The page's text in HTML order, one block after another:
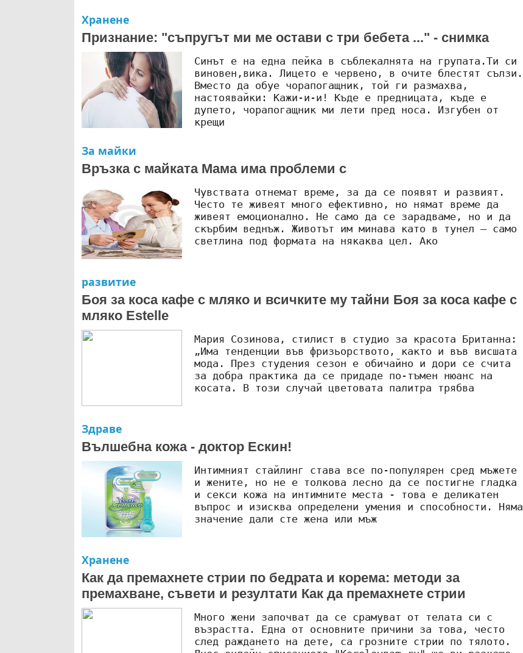
Хранене
Признание: "съпругът ми ме остави с три бебета ..." - снимка
Синът е на една пейка в съблекалнята на групата.Ти си
виновен,вика. Лицето е червено, в очите блестят сълзи.
Вместо да обуе чорапогащник, той ги размахва,
настоявайки: Кажи-и-и! Къде е предницата, къде е
дупето, чорапогащник ми лети пред носа. Изгубен от
крещи
За майки
Връзка с майката Мама има проблеми с
Чувствата отнемат време, за да се появят и развият.
Често те живеят много ефективно, но нямат време да
живеят емоционално. Не само да се зарадваме, но и да
скърбим веднъж. Животът им минава като в тунел – само
светлина под формата на някаква цел. Ако
развитие
Боя за коса кафе с мляко и всичките му тайни Боя за коса кафе с
мляко Estelle
Мария Созинова, стилист в студио за красота Британна:
„Има тенденции във фризьорството, както и във висшата
мода. През студения сезон е обичайно и дори се счита
за добра практика да се придаде по-тъмен нюанс на
косата. В този случай цветовата палитра трябва
Здраве
Вълшебна кожа - доктор Ескин!
Интимният стайлинг става все по-популярен сред мъжете
и жените, но не е толкова лесно да се постигне гладка
и секси кожа на интимните места - това е деликатен
въпрос и изисква определени умения и способности. Няма
значение дали сте жена или мъж
Хранене
Как да премахнете стрии по бедрата и корема: методи за
премахване, съвети и резултати Как да премахнете стрии
Много жени започват да се срамуват от телата си с
възрастта. Една от основните причини за това, често
след раждането на дете, са грозните стрии по тялото.